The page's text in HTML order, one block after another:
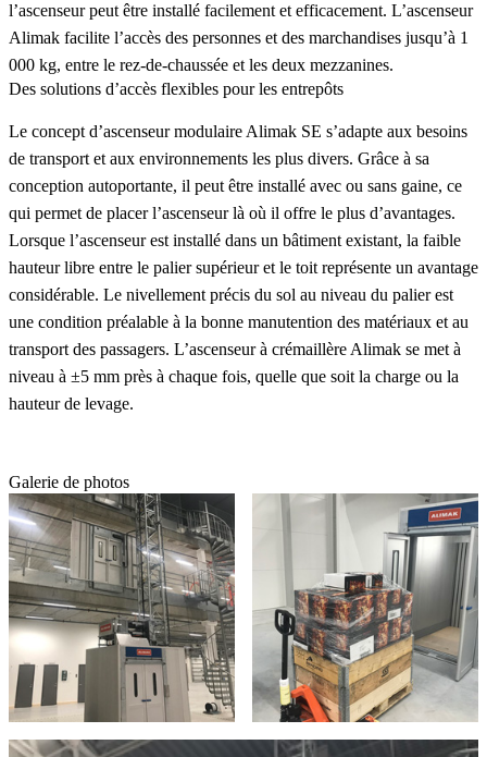
l’ascenseur peut être installé facilement et efficacement. L’ascenseur
Alimak facilite l’accès des personnes et des marchandises jusqu’à 1
000 kg, entre le rez-de-chaussée et les deux mezzanines.
Des solutions d’accès flexibles pour les entrepôts
Le concept d’ascenseur modulaire Alimak SE s’adapte aux besoins
de transport et aux environnements les plus divers. Grâce à sa
conception autoportante, il peut être installé avec ou sans gaine, ce
qui permet de placer l’ascenseur là où il offre le plus d’avantages.
Lorsque l’ascenseur est installé dans un bâtiment existant, la faible
hauteur libre entre le palier supérieur et le toit représente un avantage
considérable. Le nivellement précis du sol au niveau du palier est
une condition préalable à la bonne manutention des matériaux et au
transport des passagers. L’ascenseur à crémaillère Alimak se met à
niveau à ±5 mm près à chaque fois, quelle que soit la charge ou la
hauteur de levage.
Galerie de photos